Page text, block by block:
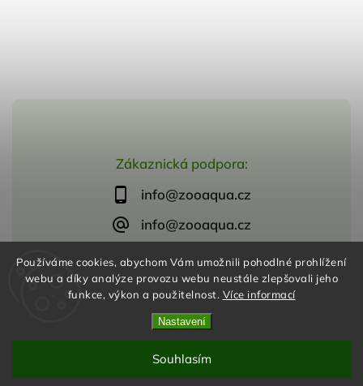
Používáme cookies, abychom Vám umožnili pohodlné prohlížení
webu a díky analýze provozu webu neustále zlepšovali jeho
funkce, výkon a použitelnost. Více informací
Nastavení
Souhlasím
Zákaznická podpora:
info@zooaqua.cz
info@zooaqua.cz
Copyright 2026ZooAqua, s.r.o. Všechna práva vyhrazena.
VytvořilShoptet| Design